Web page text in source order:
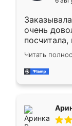
мебели
очень
Замерщик
делу со
за день,
Читать